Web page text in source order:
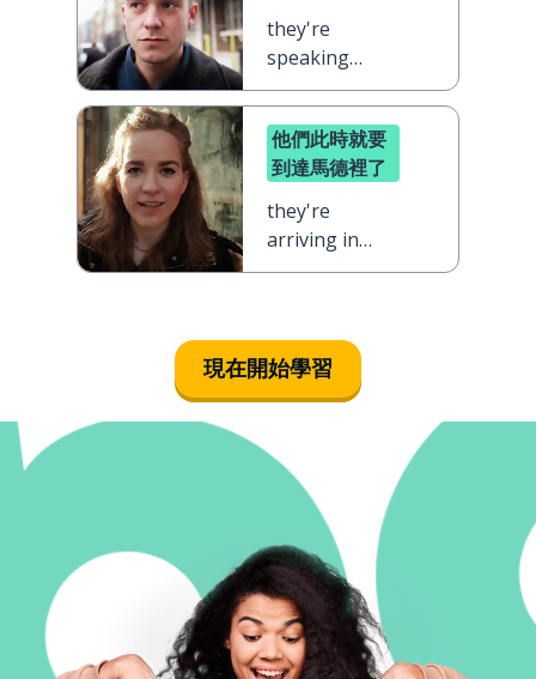
they're
speaking
French at the
moment
他們此時就要
到達馬德裡了
they're
arriving in
Madrid right
現在開始學習